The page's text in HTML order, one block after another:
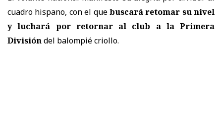
cuadro hispano, con el quebuscará retomar su nivel
y luchará por retornar al club a la Primera
Divisióndel balompié criollo.